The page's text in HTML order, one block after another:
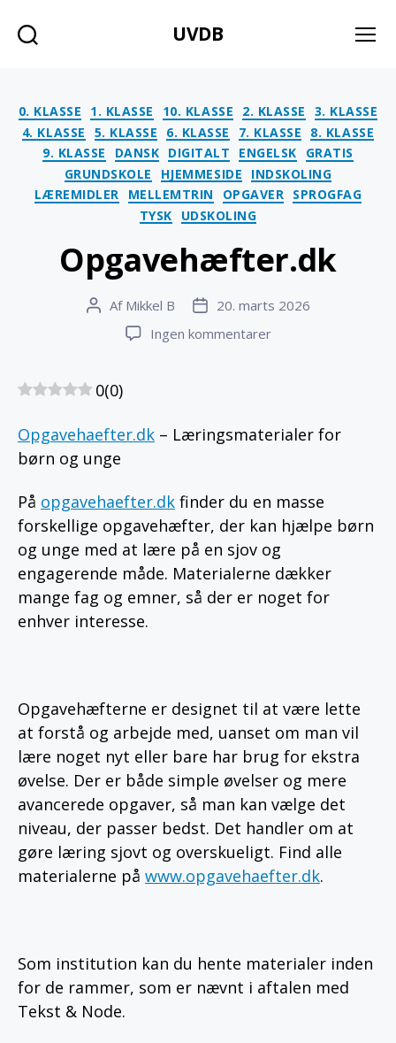
UVDB
Kategorier
0. KLASSE 1. KLASSE 10. KLASSE 2. KLASSE
3. KLASSE
4. KLASSE
5. KLASSE 6. KLASSE 7. KLASSE
8. KLASSE
9. KLASSE
DANSK DIGITALT ENGELSK
GRATIS
GRUNDSKOLE
HJEMMESIDE
INDSKOLING
LÆREMIDLER
MELLEMTRIN OPGAVER SPROGFAG
TYSK
UDSKOLING
Opgavehæfter.dk
Indlægsforfatter
Af Mikkel B Indlægsdato
20. marts 2026
Ingen kommentarertil
0(0)
Opgavehaefter.dk – Læringsmaterialer for
børn og unge
På opgavehaefter.dk finder du en masse
forskellige opgavehæfter, der kan hjælpe børn
og unge med at lære på en sjov og
engagerende måde. Materialerne dækker
mange fag og emner, så der er noget for
enhver interesse.
Opgavehæfterne er designet til at være lette
at forstå og arbejde med, uanset om man vil
lære noget nyt eller bare har brug for ekstra
øvelse. Der er både simple øvelser og mere
avancerede opgaver, så man kan vælge det
niveau, der passer bedst. Det handler om at
gøre læring sjovt og overskueligt. Find alle
materialerne på www.opgavehaefter.dk.
Som institution kan du hente materialer inden
for de rammer, som er nævnt i aftalen med
Tekst & Node.